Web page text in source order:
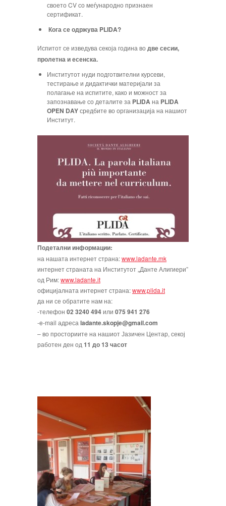
своето CV со меѓународно признаен
сертификат.
Кога се одржува PLIDA?
Испитот се изведува секоја година во две сесии,
пролетна и есенска.
Институтот нуди подготвителни курсеви,
тестирање и дидактички материјали за
полагање на испитите, како и можност за
запознавање со деталите за PLIDAна PLIDA
OPEN DAYсредбите во организација на нашиот
Институт.
Подетални информации:
на нашата интернет страна:www.ladante.mk
интернет страната на Институтот „Данте Алигиери”
од Рим:www.ladante.it
официјалната интернет страна:www.plida.it
да ни се обратите нам на:
-телефон 02 3240 494или 075 941 276
-e-mail адреса ladante.skopje@gmail.com
– во просториите на нашиот Јазичен Центар, секој
работен ден од 11 до 13 часот